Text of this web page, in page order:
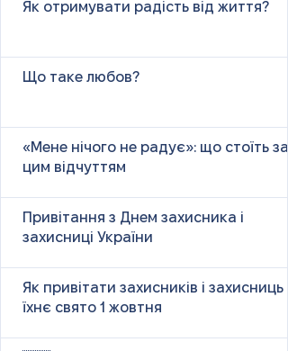
Як отримувати радість від життя?
Що таке любов?
«Мене нічого не радує»: що стоїть за
цим відчуттям
Привітання з Днем захисника і
захисниці України
Як привітати захисників і захисниць у
їхнє свято 1 жовтня